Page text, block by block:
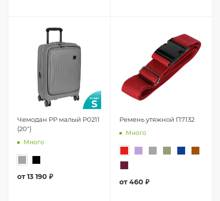
Чемодан PP малый Р0211
(20")
Много
от13 190 ₽
Ремень утяжной П7132
Много
от460 ₽